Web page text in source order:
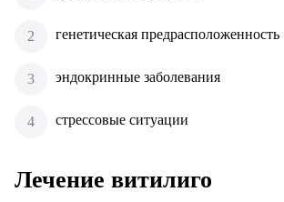
генетическая предрасположенность
эндокринные заболевания
стрессовые ситуации
Лечение витилиго